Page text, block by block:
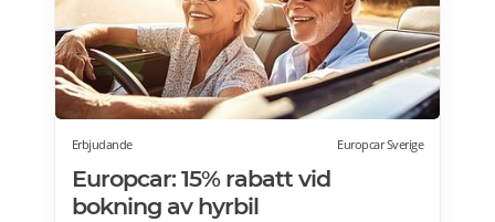
Erbjudande Europcar Sverige
Europcar: 15% rabatt vid
bokning av hyrbil